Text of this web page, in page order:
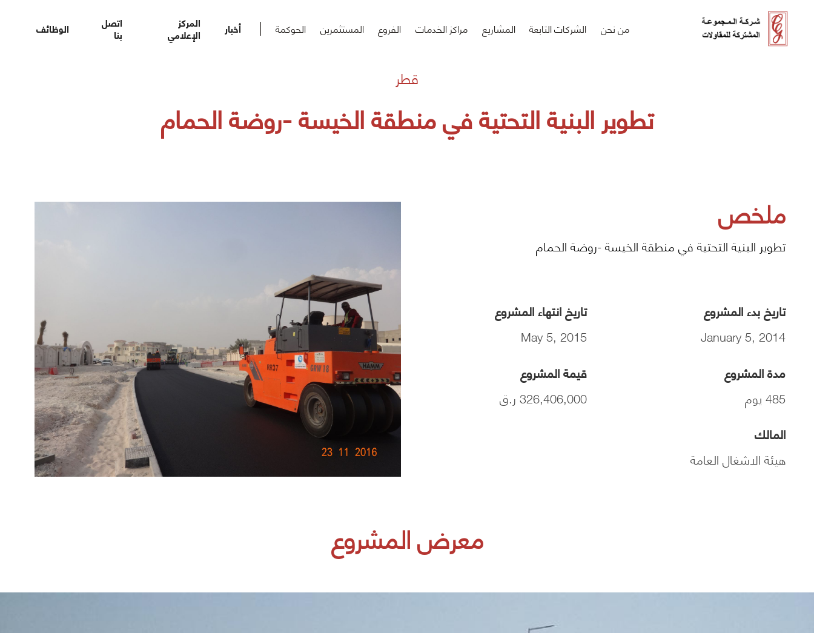
من نحن الشركات التابعة المشاريع مراكز الخدمات الفروع المستثمرين الحوكمة أخبار المركز
الإعلامي
اتصل
بنا الوظائف
قطر
تطوير البنية التحتية في منطقة الخيسة -روضة الحمام
ملخص
تطوير البنية التحتية في منطقة الخيسة -روضة الحمام
تاريخ بدء المشروع
January 5, 2014
تاريخ انتهاء المشروع
May 5, 2015
مدة المشروع
485 يوم
قيمة المشروع
326,406,000 ر.ق
المالك
هيئة الاشغال العامة
معرض المشروع